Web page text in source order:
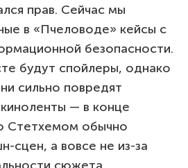
прав. Сейчас мы
в «Пчеловоде» кейсы с
безопасности.
будут спойлеры, однако
сильно повредят
— в конце
Стетхемом обычно
сцен, а вовсе не из-за
сюжета.